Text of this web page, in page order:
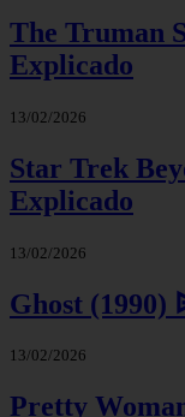
The Truman
Explicado
13/02/2026
Star Trek
Explicado
13/02/2026
Ghost (1990)
13/02/2026
Pretty